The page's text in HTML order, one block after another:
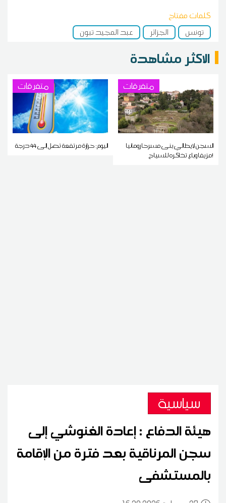
كلمات مفتاح
تونس
الجزائر عبد المجيد تبون
الاكثر مشاهدة
متفرقات
السجن لإيطالي بنى مسرحا رومانيا
مزيفا وباع تذاكره للسياح!
متفرقات
اليوم: حرارة مرتفعة تصل إلى 44 درجة
سياسية
هيئة الدفاع : إعادة الغنوشي إلى
سجن المرناقية بعد فترة من الإقامة
بالمستشفى